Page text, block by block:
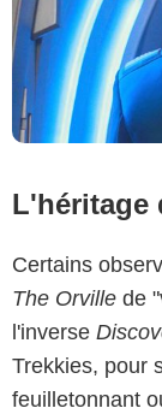
L'héritage
Certains
The Orville de
l'inverse
Trekkies, pour
feuilletonnant